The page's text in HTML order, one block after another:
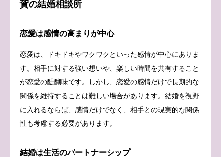
賀の結婚相談所
恋愛は感情の高まりが中心
恋愛は、ドキドキやワクワクといった感情が中心にありま
す。相手に対する強い想いや、楽しい時間を共有すること
が恋愛の醍醐味です。しかし、恋愛の感情だけで長期的な
関係を維持することは難しい場合があります。結婚を視野
に入れるならば、感情だけでなく、相手との現実的な関係
性も考慮する必要があります。
結婚は生活のパートナーシップ